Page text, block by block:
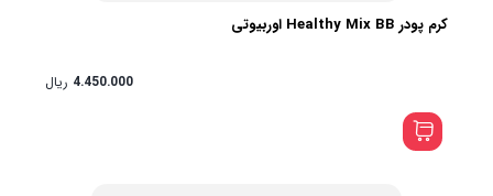
کرم پودر Healthy Mix BB اوربیوتی
4.450.000 ریال